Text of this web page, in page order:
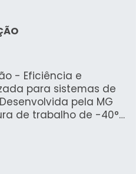
- Eficiência e
para sistemas de
pela MG
de trabalho de -40°C
fluxo contínuo e
de ventilação.